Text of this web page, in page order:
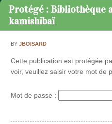
Passer au contenu
Protégé : Bibliothèque
kamishibaï
BYJBOISARD
Cette publication est protégée
voir, veuillez saisir votre mot de
Mot de passe :